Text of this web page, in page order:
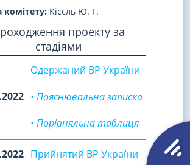
комітету: Кісєль Ю. Г.
проекту за
стадіями
Одержаний ВР України
• Пояснювальна записка
• Порівняльна таблиця
Прийнятий ВР України